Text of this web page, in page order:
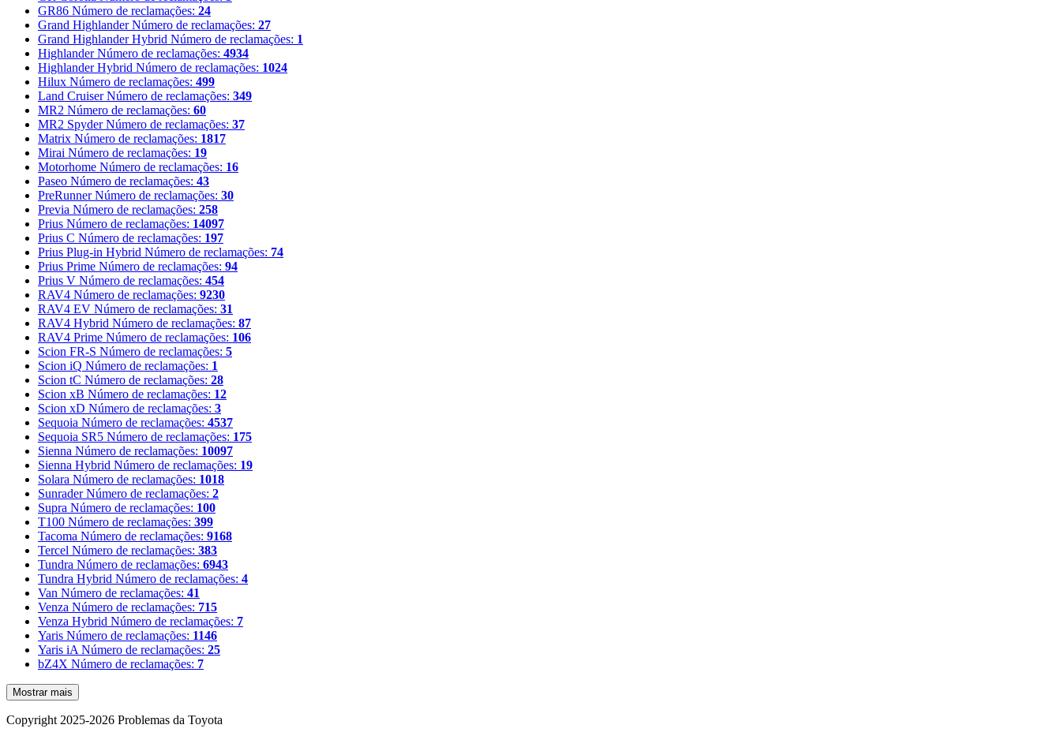
GR86 Número de reclamações: 24
Grand Highlander Número de reclamações: 27
Grand Highlander Hybrid Número de reclamações: 1
Highlander Número de reclamações: 4934
Highlander Hybrid Número de reclamações: 1024
Hilux Número de reclamações: 499
Land Cruiser Número de reclamações: 349
MR2 Número de reclamações: 60
MR2 Spyder Número de reclamações: 37
Matrix Número de reclamações: 1817
Mirai Número de reclamações: 19
Motorhome Número de reclamações: 16
Paseo Número de reclamações: 43
PreRunner Número de reclamações: 30
Previa Número de reclamações: 258
Prius Número de reclamações: 14097
Prius C Número de reclamações: 197
Prius Plug-in Hybrid Número de reclamações: 74
Prius Prime Número de reclamações: 94
Prius V Número de reclamações: 454
RAV4 Número de reclamações: 9230
RAV4 EV Número de reclamações: 31
RAV4 Hybrid Número de reclamações: 87
RAV4 Prime Número de reclamações: 106
Scion FR-S Número de reclamações: 5
Scion iQ Número de reclamações: 1
Scion tC Número de reclamações: 28
Scion xB Número de reclamações: 12
Scion xD Número de reclamações: 3
Sequoia Número de reclamações: 4537
Sequoia SR5 Número de reclamações: 175
Sienna Número de reclamações: 10097
Sienna Hybrid Número de reclamações: 19
Solara Número de reclamações: 1018
Sunrader Número de reclamações: 2
Supra Número de reclamações: 100
T100 Número de reclamações: 399
Tacoma Número de reclamações: 9168
Tercel Número de reclamações: 383
Tundra Número de reclamações: 6943
Tundra Hybrid Número de reclamações: 4
Van Número de reclamações: 41
Venza Número de reclamações: 715
Venza Hybrid Número de reclamações: 7
Yaris Número de reclamações: 1146
Yaris iA Número de reclamações: 25
bZ4X Número de reclamações: 7
Mostrar mais
Copyright 2025-2026 Problemas da Toyota